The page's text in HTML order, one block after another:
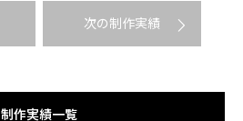
次の制作実績
制作実績一覧